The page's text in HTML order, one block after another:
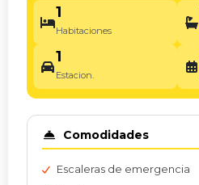
1
Habitaciones
1
Estacion.
Comodidades
Escaleras de emergencia